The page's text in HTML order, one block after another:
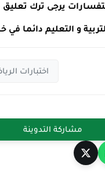
يرجى ترك
و التعليم دائما في
اختبارات الرياضيات